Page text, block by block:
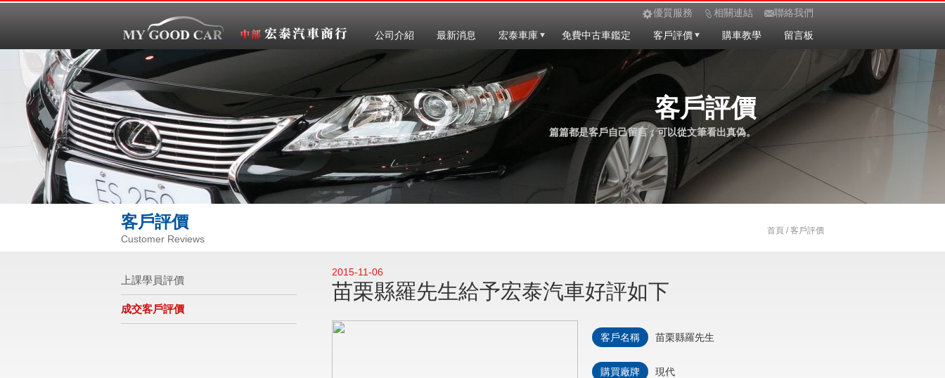
優質服務 相關連結
聯絡我們
公司介紹
最新消息 宏泰車庫 免費中古車鑑定 客戶評價 購車教學 留言板
客戶評價
篇篇都是客戶自己留言，可以從文筆看出真偽。
客戶評價
Customer Reviews
首頁 / 客戶評價
上課學員評價
成交客戶評價
2015-11-06
苗栗縣羅先生給予宏泰汽車好評如下
客戶名稱 苗栗縣羅先生
購買廠牌 現代